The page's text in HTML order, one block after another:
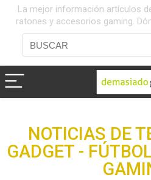
La mejor información artículos
ratones y accesorios gaming.
NOTICIAS DE
GADGET -